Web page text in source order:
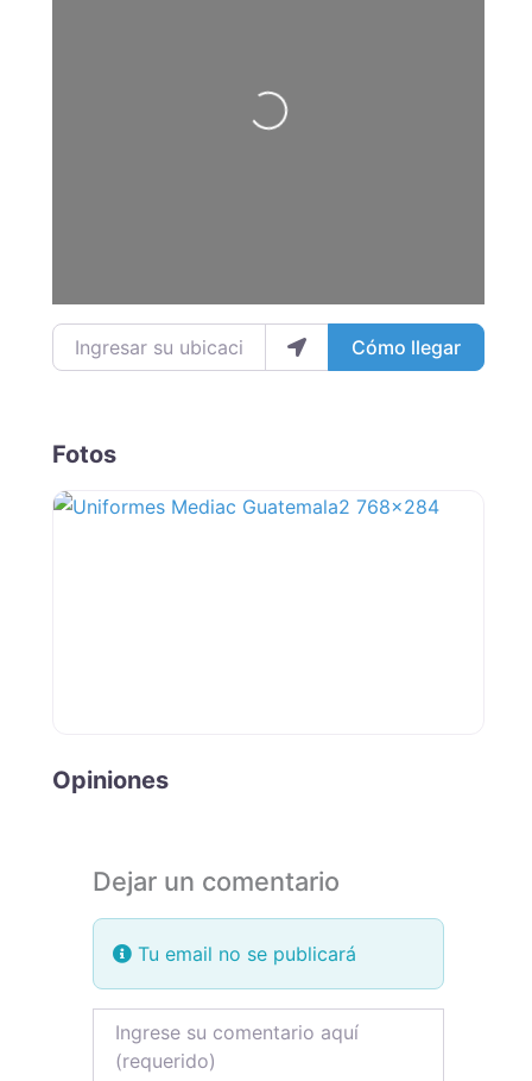
Loading...
Ingresar su ubicación Cómo llegar
Fotos
Opiniones
Dejar un comentario
Tu email no se publicará
Review text